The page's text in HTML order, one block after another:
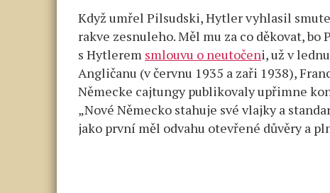
Když umřel Pilsudski, Hytler vyhlasil
rakve zesnuleho. Měl mu za co děkovat,
s Hytlerem smlouvu o neutočeni, už v
Angličanu (v červnu 1935 a zaři 1938),
Německe cajtungy publikovaly upřimne
„Nové Německo stahuje své vlajky a
jako první měl odvahu otevřené důvěry a